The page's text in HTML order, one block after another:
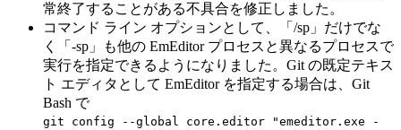
常終了することがある不具合を修正しました。
コマンド ライン オプションとして、「/sp」だけでな
く「-sp」も他の EmEditor プロセスと異なるプロセスで
実行を指定できるようになりました。Git の既定テキス
ト エディタとして EmEditor を指定する場合は、Git
Bash で
git config --global core.editor "emeditor.exe -